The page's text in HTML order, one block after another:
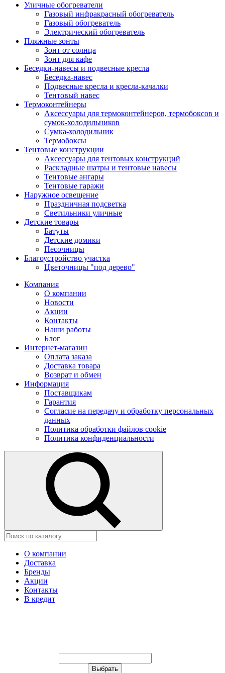
Уличные обогреватели
Газовый инфракрасный обогреватель
Газовый обогреватель
Электрический обогреватель
Пляжные зонты
Зонт от солнца
Зонт для кафе
Беседки-навесы и подвесные кресла
Беседка-навес
Подвесные кресла и кресла-качалки
Тентовый навес
Термоконтейнеры
Аксессуары для термоконтейнеров, термобоксов и
сумок-холодильников
Сумка-холодильник
Термобоксы
Тентовые конструкции
Аксессуары для тентовых конструкций
Раскладные шатры и тентовые навесы
Тентовые ангары
Тентовые гаражи
Наружное освещение
Праздничная подсветка
Светильники уличные
Детские товары
Батуты
Детские домики
Песочницы
Благоустройство участка
Цветочницы "под дерево"
Компания
О компании
Новости
Акции
Контакты
Наши работы
Блог
Интернет-магазин
Оплата заказа
Доставка товара
Возврат и обмен
Информация
Поставщикам
Гарантия
Согласие на передачу и обработку персональных
данных
Политика обработки файлов cookie
Политика конфиденциальности
О компании
Доставка
Бренды
Акции
Контакты
В кредит